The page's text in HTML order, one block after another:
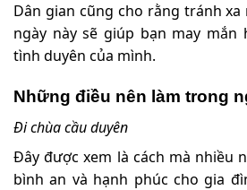
Dân gian cũng cho rằng tránh
ngày này sẽ giúp bạn may
tình duyên của mình.
Những điều nên làm trong
Đi chùa cầu duyên
Đây được xem là cách mà nhiều
bình an và hạnh phúc cho gia